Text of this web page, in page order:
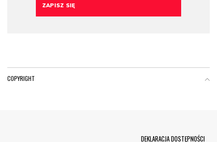
COPYRIGHT
DEKLARACJA DOSTĘPNOŚCI